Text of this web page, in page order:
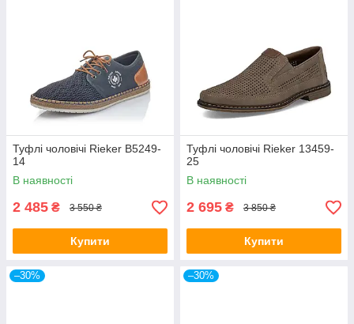
Туфлі чоловічі Rieker B5249-
14
В наявності
2 485 ₴ 3 550 ₴
Купити
Туфлі чоловічі Rieker 13459-
25
В наявності
2 695 ₴ 3 850 ₴
Купити
–30% –30%